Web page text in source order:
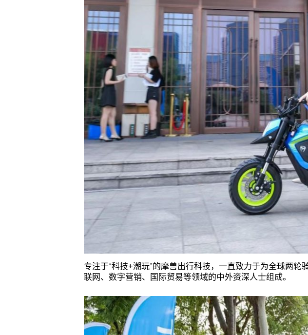
专注于“科技+潮玩”的摩兽出行科技，一直致力于为全球两
联网、数字营销、国际贸易等领域的中外资深人士组成。